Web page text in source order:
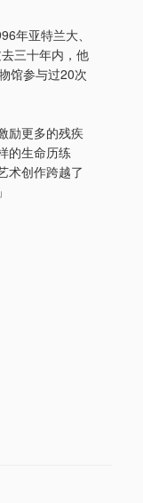
年亚特兰大、
三十年内，他
馆参与过20次
励更多的残疾
的生命历练
术创作跨越了